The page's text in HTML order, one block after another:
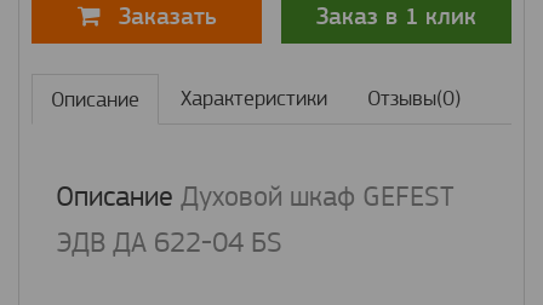
Заказать Заказ в 1 клик
Описание Характеристики Отзывы(0)
Описание Духовой шкаф GEFEST
ЭДВ ДА 622-04 БS